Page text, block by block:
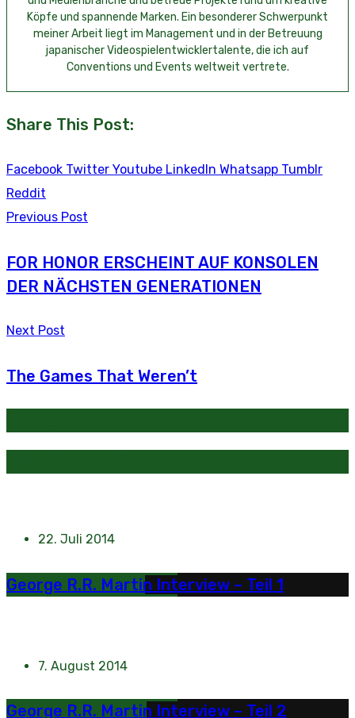
Köpfe und spannende Marken. Ein besonderer Schwerpunkt
meiner Arbeit liegt im Management und in der Betreuung
japanischer Videospielentwicklertalente, die ich auf
Conventions und Events weltweit vertrete.
Share This Post:
Facebook Twitter Youtube LinkedIn Whatsapp Tumblr
Reddit
Previous Post
FOR HONOR ERSCHEINT AUF KONSOLEN
DER NÄCHSTEN GENERATIONEN
Next Post
The Games That Weren’t
22. Juli 2014
George R.R. Martin Interview – Teil 1
7. August 2014
George R.R. Martin Interview – Teil 2